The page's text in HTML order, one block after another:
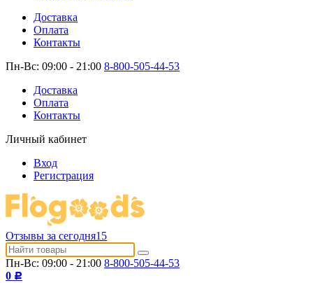
Доставка
Оплата
Контакты
Пн-Вс: 09:00 - 21:00 8-800-505-44-53
Доставка
Оплата
Контакты
Личный кабинет
Вход
Регистрация
Отзывы за сегодня15
Пн-Вс: 09:00 - 21:00 8-800-505-44-53
0 Р